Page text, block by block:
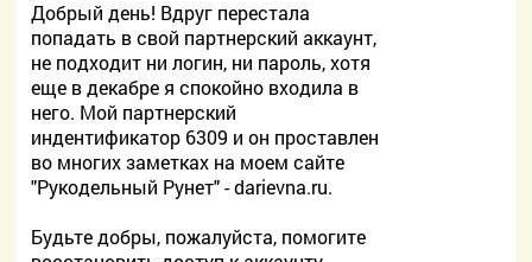
Добрый день! Вдруг перестала
попадать в свой партнерский аккаунт,
не подходит ни логин, ни пароль, хотя
еще в декабре я спокойно входила в
него. Мой партнерский
индентификатор 6309 и он проставлен
во многих заметках на моем сайте
"Рукодельный Рунет" - darievna.ru.
Будьте добры, пожалуйста, помогите